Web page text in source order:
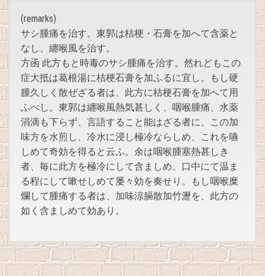
(remarks)
サシ腫痛を治す。東郭は桔梗・石膏を加へて含薬と
なし、纏喉風を治す。
方函 此方もと時毒のサシ腫痛を治す。然れどもこの
症大抵は葛根湯に桔梗石膏を加ふるに宜し。もし硬
腫久しく散ぜざる者は、此方に桔梗石膏を加へて用
ふべし。東郭は纏喉風熱気甚しく、咽喉腫痛、水薬
涓滴も下らず、言語すること能はざる者に、この加
味方を水煎し、冷水に浸し極冷ならしめ、これを嚥
しめて奇効を得ると云ふ。余は咽喉腫塞熱甚しき
者、毎に此方を極冷にして含ましめ、口中にて温ま
る程にして嗽せしめて屡々効を奏せり。もし咽喉糜
爛して腫痛する者は、加味涼膈散加竹瀝を、此方の
如く含ましめて効あり。